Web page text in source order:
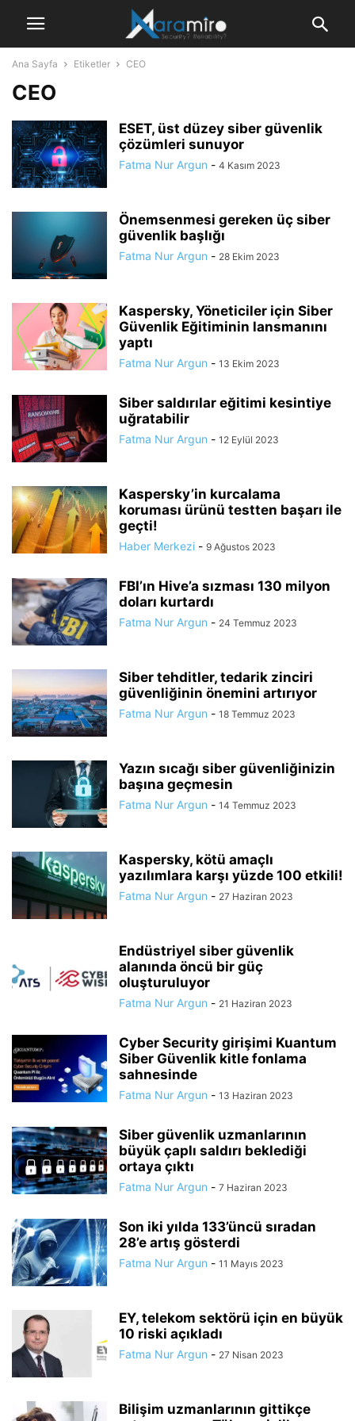
Ana Sayfa Etiketler CEO
CEO
ESET, üst düzey siber güvenlik
çözümleri sunuyor
Fatma Nur Argun - 4 Kasım 2023
Önemsenmesi gereken üç siber
güvenlik başlığı
Fatma Nur Argun - 28 Ekim 2023
Kaspersky, Yöneticiler için Siber
Güvenlik Eğitiminin lansmanını
yaptı
Fatma Nur Argun - 13 Ekim 2023
Siber saldırılar eğitimi kesintiye
uğratabilir
Fatma Nur Argun - 12 Eylül 2023
Kaspersky’in kurcalama
koruması ürünü testten başarı ile
geçti!
Haber Merkezi - 9 Ağustos 2023
FBI’ın Hive’a sızması 130 milyon
doları kurtardı
Fatma Nur Argun - 24 Temmuz 2023
Siber tehditler, tedarik zinciri
güvenliğinin önemini artırıyor
Fatma Nur Argun - 18 Temmuz 2023
Yazın sıcağı siber güvenliğinizin
başına geçmesin
Fatma Nur Argun - 14 Temmuz 2023
Kaspersky, kötü amaçlı
yazılımlara karşı yüzde 100 etkili!
Fatma Nur Argun - 27 Haziran 2023
Endüstriyel siber güvenlik
alanında öncü bir güç
oluşturuluyor
Fatma Nur Argun - 21 Haziran 2023
Cyber Security girişimi Kuantum
Siber Güvenlik kitle fonlama
sahnesinde
Fatma Nur Argun - 13 Haziran 2023
Siber güvenlik uzmanlarının
büyük çaplı saldırı beklediği
ortaya çıktı
Fatma Nur Argun - 7 Haziran 2023
Son iki yılda 133’üncü sıradan
28’e artış gösterdi
Fatma Nur Argun - 11 Mayıs 2023
EY, telekom sektörü için en büyük
10 riski açıkladı
Fatma Nur Argun - 27 Nisan 2023
Bilişim uzmanlarının gittikçe